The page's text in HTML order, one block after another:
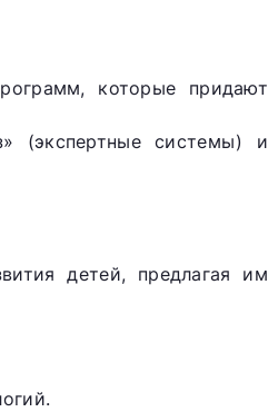
которые придают
(экспертные системы) и
детей, предлагая им